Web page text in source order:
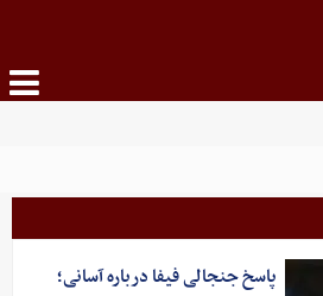
پاسخ جنجالی فیفا درباره آسانی؛